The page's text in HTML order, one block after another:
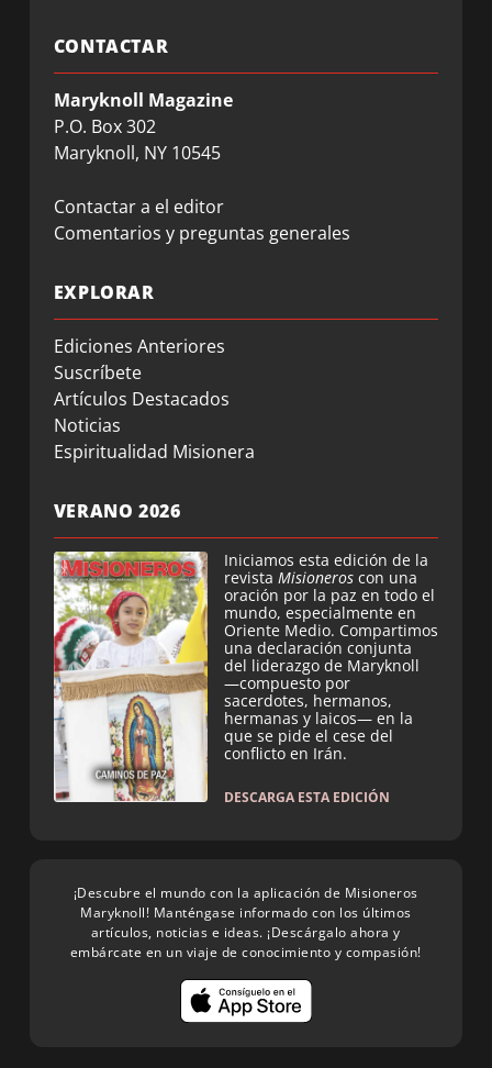
CONTACTAR
Maryknoll Magazine
P.O. Box 302
Maryknoll, NY 10545
Contactar a el editor
Comentarios y preguntas generales
EXPLORAR
Ediciones Anteriores
Suscríbete
Artículos Destacados
Noticias
Espiritualidad Misionera
VERANO 2026
Iniciamos esta edición de la
revista Misioneros con una
oración por la paz en todo el
mundo, especialmente en
Oriente Medio. Compartimos
una declaración conjunta
del liderazgo de Maryknoll
—compuesto por
sacerdotes, hermanos,
hermanas y laicos— en la
que se pide el cese del
conflicto en Irán.
DESCARGA ESTA EDICIÓN
¡Descubre el mundo con la aplicación de Misioneros
Maryknoll! Manténgase informado con los últimos
artículos, noticias e ideas. ¡Descárgalo ahora y
embárcate en un viaje de conocimiento y compasión!